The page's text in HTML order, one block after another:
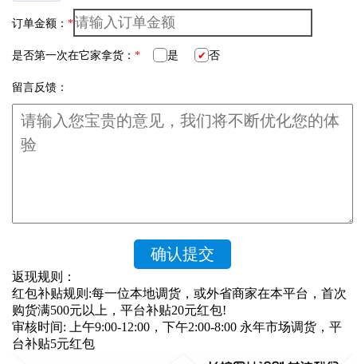
订单金额： *
是否第一次在它家拿货： * 是 否
留言反馈：
返现规则：
红包补贴规则:每一位本地调货，或外省商家在本平台，首次
购货满500元以上，平台补贴20元红包!
审核时间: 上午9:00-12:00，下午2:00-8:00 永年市场调货，平
台补贴5元红包